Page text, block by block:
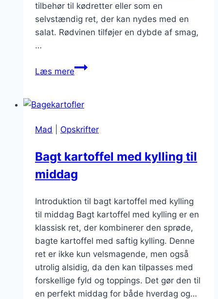
tilbehør til kødretter eller som en
selvstændig ret, der kan nydes med en
salat. Rødvinen tilføjer en dybde af smag,
…
Læs mereBagte
rødvin
løg
Mad Opskrifter
Bagt kartoffel med kylling til
middag
Introduktion til bagt kartoffel med kylling
til middag Bagt kartoffel med kylling er en
klassisk ret, der kombinerer den sprøde,
bagte kartoffel med saftig kylling. Denne
ret er ikke kun velsmagende, men også
utrolig alsidig, da den kan tilpasses med
forskellige fyld og toppings. Det gør den til
en perfekt middag for både hverdag og…